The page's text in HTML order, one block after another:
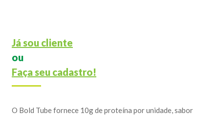
Já sou cliente
ou
Faça seu cadastro!
O Bold Tube fornece 10g de proteína por unidade, sabor